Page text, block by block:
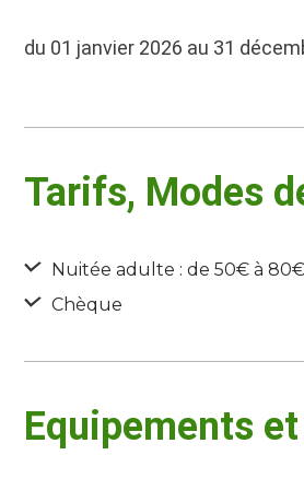
du 01 janvier 2026 au 31
Tarifs, Modes
Nuitée adulte : de 50€ à 80€
Chèque
Equipements